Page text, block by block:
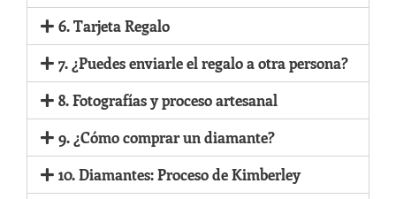
6. Tarjeta Regalo
7. ¿Puedes enviarle el regalo a otra persona?
8. Fotografías y proceso artesanal
9. ¿Cómo comprar un diamante?
10. Diamantes: Proceso de Kimberley